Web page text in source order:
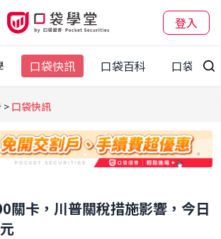
登入
口袋快訊 口袋百科 口袋觀點
口袋快訊
關卡，川普關稅措施影響，今日